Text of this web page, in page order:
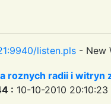
listen.pls - New
roznych radii i witryn
: 10-10-2010 20:10:23